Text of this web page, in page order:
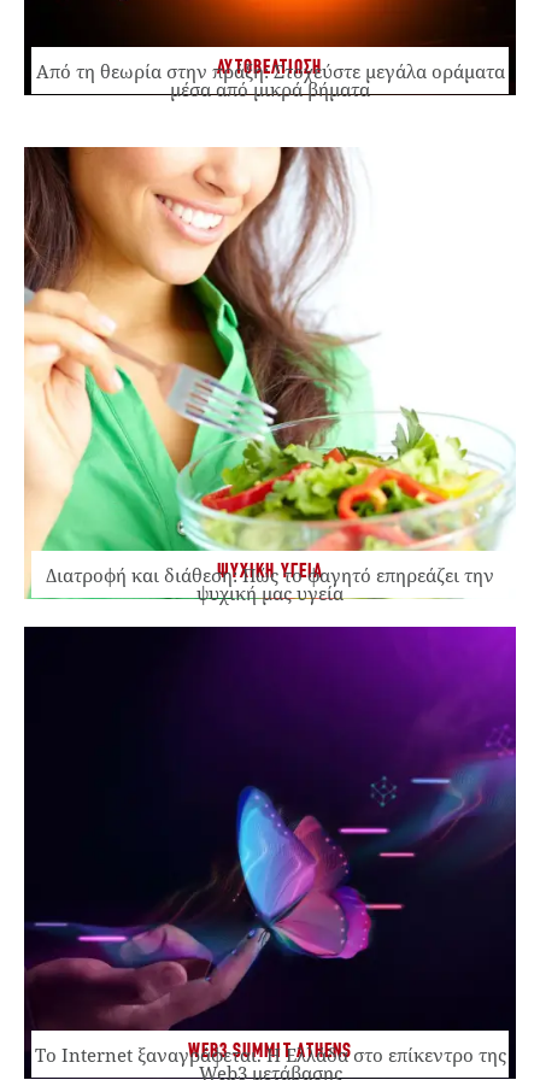
ΑΥΤΟΒΕΛΤΙΩΣΗ
Από τη θεωρία στην πράξη: Στοχεύστε μεγάλα οράματα
μέσα από μικρά βήματα
ΨΥΧΙΚΗ ΥΓΕΙΑ
Διατροφή και διάθεση: Πώς το φαγητό επηρεάζει την
ψυχική μας υγεία
WEB3 SUMMIT ATHENS
Το Internet ξαναγράφεται. Η Ελλάδα στο επίκεντρο της
Web3 μετάβασης